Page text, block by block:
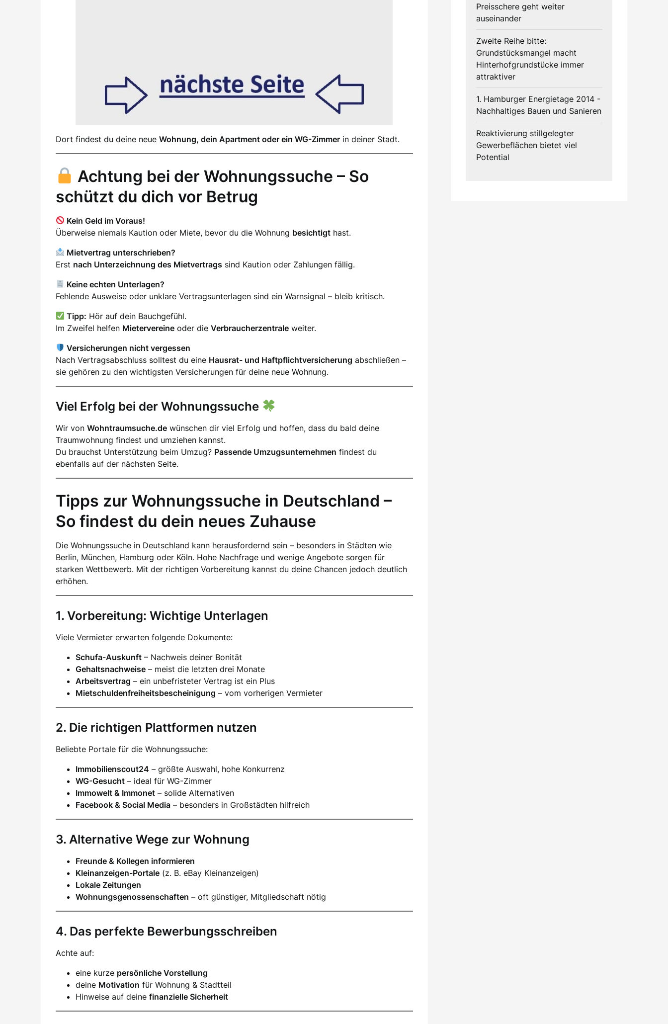
Dort findest du deine neue Wohnung, dein Apartment oder ein WG-Zimmer in deiner Stadt.
Achtung bei der Wohnungssuche – So
schützt du dich vor Betrug
Kein Geld im Voraus!
Überweise niemals Kaution oder Miete, bevor du die Wohnung besichtigt hast.
Mietvertrag unterschrieben?
Erst nach Unterzeichnung des Mietvertrags sind Kaution oder Zahlungen fällig.
Keine echten Unterlagen?
Fehlende Ausweise oder unklare Vertragsunterlagen sind ein Warnsignal – bleib kritisch.
Tipp: Hör auf dein Bauchgefühl.
Im Zweifel helfen Mietervereine oder die Verbraucherzentrale weiter.
Versicherungen nicht vergessen
Nach Vertragsabschluss solltest du eine Hausrat- und Haftpflichtversicherung abschließen –
sie gehören zu den wichtigsten Versicherungen für deine neue Wohnung.
Viel Erfolg bei der Wohnungssuche
Wir von Wohntraumsuche.de wünschen dir viel Erfolg und hoffen, dass du bald deine
Traumwohnung findest und umziehen kannst.
Du brauchst Unterstützung beim Umzug? Passende Umzugsunternehmen findest du
ebenfalls auf der nächsten Seite.
Tipps zur Wohnungssuche in Deutschland –
So findest du dein neues Zuhause
Die Wohnungssuche in Deutschland kann herausfordernd sein – besonders in Städten wie
Berlin, München, Hamburg oder Köln. Hohe Nachfrage und wenige Angebote sorgen für
starken Wettbewerb. Mit der richtigen Vorbereitung kannst du deine Chancen jedoch deutlich
erhöhen.
1. Vorbereitung: Wichtige Unterlagen
Viele Vermieter erwarten folgende Dokumente:
Schufa-Auskunft – Nachweis deiner Bonität
Gehaltsnachweise – meist die letzten drei Monate
Arbeitsvertrag – ein unbefristeter Vertrag ist ein Plus
Mietschuldenfreiheitsbescheinigung – vom vorherigen Vermieter
2. Die richtigen Plattformen nutzen
Beliebte Portale für die Wohnungssuche:
Immobilienscout24 – größte Auswahl, hohe Konkurrenz
WG-Gesucht – ideal für WG-Zimmer
Immowelt & Immonet – solide Alternativen
Facebook & Social Media – besonders in Großstädten hilfreich
3. Alternative Wege zur Wohnung
Freunde & Kollegen informieren
Kleinanzeigen-Portale (z. B. eBay Kleinanzeigen)
Lokale Zeitungen
Wohnungsgenossenschaften – oft günstiger, Mitgliedschaft nötig
4. Das perfekte Bewerbungsschreiben
Achte auf:
eine kurze persönliche Vorstellung
deine Motivation für Wohnung & Stadtteil
Hinweise auf deine finanzielle Sicherheit
Preisschere geht weiter
auseinander
Zweite Reihe bitte:
Grundstücksmangel macht
Hinterhofgrundstücke immer
attraktiver
1. Hamburger Energietage 2014 -
Nachhaltiges Bauen und Sanieren
Reaktivierung stillgelegter
Gewerbeflächen bietet viel
Potential